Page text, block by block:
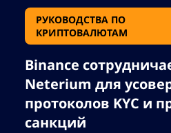
РУКОВОДСТВА ПО
КРИПТОВАЛЮТАМ
Binance
Neterium для
протоколов KYC и
санкций